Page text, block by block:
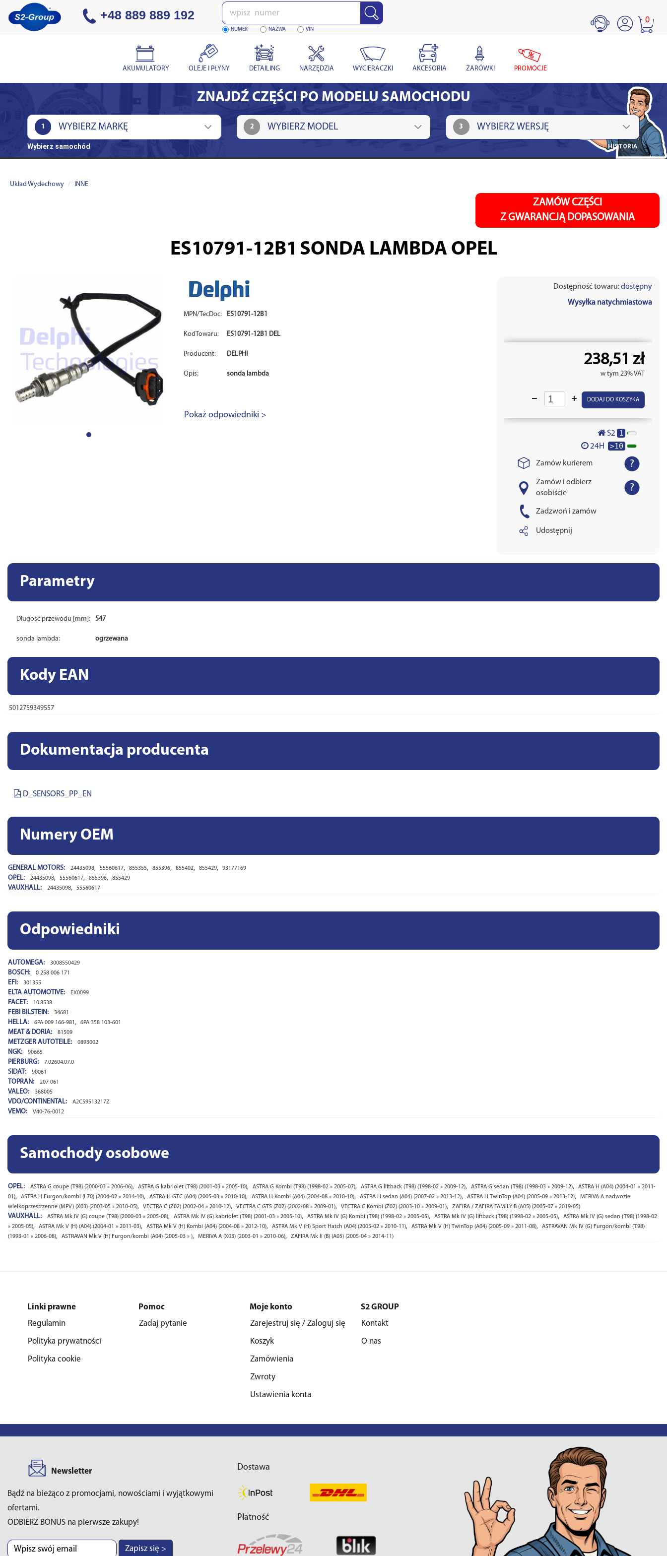
+48 889 889 192 Wpisz
numer
NUMER NAZWA VIN
0
AKUMULATORY OLEJE I PŁYNY DETAILING NARZĘDZIA WYCIERACZKI AKCESORIA ŻARÓWKI PROMOCJE
ZNAJDŹ CZĘŚCI PO MODELU SAMOCHODU
1 2 3
Wybierz samochód HISTORIA
Układ Wydechowy INNE
ZAMÓW CZĘŚCI
Z GWARANCJĄ DOPASOWANIA
ES10791-12B1 SONDA LAMBDA OPEL
MPN/TecDoc: ES10791-12B1
KodTowaru: ES10791-12B1 DEL
Producent: DELPHI
Opis: sonda lambda
Pokaż odpowiedniki >
Dostępność towaru:dostępny
Wysyłka natychmiastowa
238,51 zł
w tym 23% VAT
DODAJ DO KOSZYKA
S2 1
24H >10
Zamów kurierem
Zamów i odbierz
osobiście
Zadzwoń i zamów
Udostępnij
Parametry
Długość przewodu [mm]: 547
sonda lambda: ogrzewana
Kody EAN
5012759349557
Dokumentacja producenta
D_SENSORS_PP_EN
Numery OEM
GENERAL MOTORS: 24435098, 55560617, 855355, 855396, 855402, 855429, 93177169
OPEL: 24435098, 55560617, 855396, 855429
VAUXHALL: 24435098, 55560617
Odpowiedniki
AUTOMEGA: 3008550429
BOSCH: 0 258 006 171
EFI: 301355
ELTA AUTOMOTIVE: EX0099
FACET: 10.8538
FEBI BILSTEIN: 34681
HELLA: 6PA 009 166-981 , 6PA 358 103-601
MEAT & DORIA: 81509
METZGER AUTOTEILE: 0893002
NGK: 90665
PIERBURG: 7.02604.07.0
SIDAT: 90061
TOPRAN: 207 061
VALEO: 368005
VDO/CONTINENTAL: A2C59513217Z
VEMO: V40-76-0012
Samochody osobowe
OPEL: ASTRA G coupe (T98) (2000-03 » 2006-06), ASTRA G kabriolet (T98) (2001-03 » 2005-10), ASTRA G Kombi (T98) (1998-02 » 2005-07), ASTRA G liftback (T98) (1998-02 » 2009-12), ASTRA G sedan (T98) (1998-03 » 2009-12),
ASTRA H (A04) (2004-01 » 2011-
01), ASTRA H Furgon/kombi (L70) (2004-02 » 2014-10), ASTRA H GTC (A04) (2005-03 » 2010-10), ASTRA H Kombi (A04) (2004-08 » 2010-10), ASTRA H sedan (A04) (2007-02 » 2013-12), ASTRA H TwinTop (A04) (2005-09 » 2013-12),
MERIVA A nadwozie
wielkoprzestrzenne (MPV) (X03) (2003-05 » 2010-05), VECTRA C (Z02) (2002-04 » 2010-12), VECTRA C GTS (Z02) (2002-08 » 2009-01), VECTRA C Kombi (Z02) (2003-10 » 2009-01), ZAFIRA / ZAFIRA FAMILY B (A05) (2005-07 » 2019-05)
VAUXHALL: ASTRA Mk IV (G) coupe (T98) (2000-03 » 2005-08), ASTRA Mk IV (G) kabriolet (T98) (2001-03 » 2005-10), ASTRA Mk IV (G) Kombi (T98) (1998-02 » 2005-05), ASTRA Mk IV (G) liftback (T98) (1998-02 » 2005-05),
ASTRA Mk IV (G) sedan (T98) (1998-02
» 2005-05), ASTRA Mk V (H) (A04) (2004-01 » 2011-03), ASTRA Mk V (H) Kombi (A04) (2004-08 » 2012-10), ASTRA Mk V (H) Sport Hatch (A04) (2005-02 » 2010-11), ASTRA Mk V (H) TwinTop (A04) (2005-09 » 2011-08),
ASTRAVAN Mk IV (G) Furgon/kombi (T98)
(1993-01 » 2006-08), ASTRAVAN Mk V (H) Furgon/kombi (A04) (2005-03 » ), MERIVA A (X03) (2003-01 » 2010-06), ZAFIRA Mk II (B) (A05) (2005-04 » 2014-11)
Linki prawne
Regulamin
Polityka prywatności
Polityka cookie
Pomoc
Zadaj pytanie
Moje konto
Zarejestruj się / Zaloguj się
Koszyk
Zamówienia
Zwroty
Ustawienia konta
S2 GROUP
Kontakt
O nas
Newsletter
Bądź na bieżąco z promocjami, nowościami i wyjątkowymi
ofertami.
ODBIERZ BONUS na pierwsze zakupy!
Zapisz się >
Dostawa
Płatność